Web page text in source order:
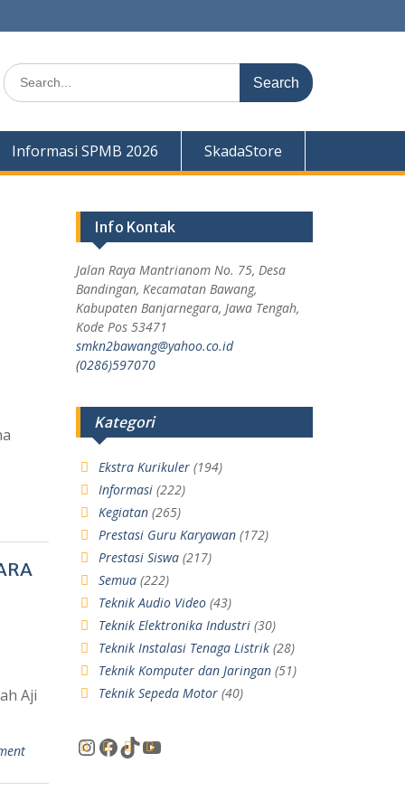
Informasi SPMB 2026 SkadaStore
Aji
Info Kontak
Jalan Raya Mantrianom No. 75, Desa
Bandingan, Kecamatan Bawang,
Kabupaten Banjarnegara, Jawa Tengah,
Kode Pos 53471
smkn2bawang@yahoo.co.id
(0286)597070
Kategori
Ekstra Kurikuler(194)
Informasi(222)
Kegiatan(265)
Prestasi Guru Karyawan(172)
Prestasi Siswa(217)
Semua(222)
Teknik Audio Video(43)
Teknik Elektronika Industri(30)
Teknik Instalasi Tenaga Listrik(28)
Teknik Komputer dan Jaringan(51)
Teknik Sepeda Motor(40)